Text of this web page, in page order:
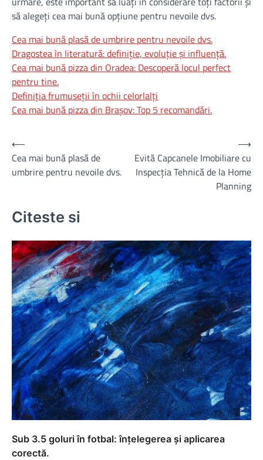
să alegeți cea mai bună opțiune pentru nevoile dvs.
Cea mai bună plasă de umbrire pentru nevoile dvs.
Dragostea în literatură: definiție, evoluție și influență.
Cea mai bună pizza din Oradea: Descoperă locul perfect
pentru tine.
Definiția frumuseții în ochii celorlalți
Cea mai bună pizza din Brașov: Top 5 recomandări.
Navigare
în
articole
⟵
Cea mai bună plasă de
umbrire pentru nevoile dvs.
Evită Capcanele Imobiliare cu
Inspecția Tehnică de la Home
Planning
⟶
Citeste si
Sub 3.5 goluri în fotbal: înțelegerea și aplicarea
corectă.